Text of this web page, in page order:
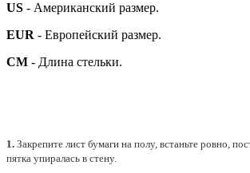
US - Американский размер.
EUR - Европейский размер.
СМ - Длина стельки.
1. Закрепите лист бумаги на полу, встаньте ровно,
пятка упиралась в стену.